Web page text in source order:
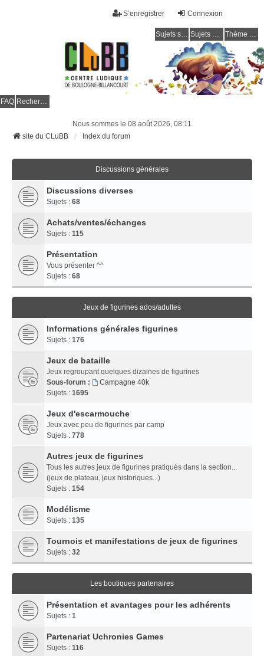
Connexion
S’enregistrer
Sujets sans réponse Sujets actifs Thème clair / foncé
FAQ Rechercher
Nous sommes le 08 août 2026, 08:11
site du CLuBB
Index du forum
Discussions générales
Discussions diverses
Sujets : 68
Achats/ventes/échanges
Sujets : 115
Présentation
Vous présenter ^^
Sujets : 68
Jeux de figurines ados/adultes
Informations générales figurines
Sujets : 176
Jeux de bataille
Jeux regroupant quelques dizaines de figurines
Sous-forum :
Campagne 40k
Sujets : 1695
Jeux d'escarmouche
Jeux avec peu de figurines par camp
Sujets : 778
Autres jeux de figurines
Tous les autres jeux de figurines pratiqués dans la section...
(jeux de plateau, jeux historiques...)
Sujets : 154
Modélisme
Sujets : 135
Tournois et manifestations de jeux de figurines
Sujets : 32
Les boutiques partenaires
Présentation et avantages pour les adhérents
Sujets : 1
Partenariat Uchronies Games
Sujets : 116